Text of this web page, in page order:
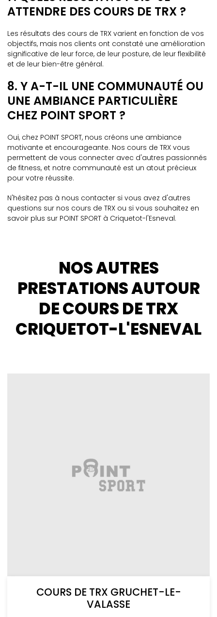
ATTENDRE DES COURS DE TRX ?
Les résultats des cours de TRX varient en fonction de vos
objectifs, mais nos clients ont constaté une amélioration
significative de leur force, de leur posture, de leur flexibilité
et de leur bien-être général.
8. Y A-T-IL UNE COMMUNAUTÉ OU
UNE AMBIANCE PARTICULIÈRE
CHEZ POINT SPORT ?
Oui, chez POINT SPORT, nous créons une ambiance
motivante et encourageante. Nos cours de TRX vous
permettent de vous connecter avec d'autres passionnés
de fitness, et notre communauté est un atout précieux
pour votre réussite.
N'hésitez pas à nous contacter si vous avez d'autres
questions sur nos cours de TRX ou si vous souhaitez en
savoir plus sur POINT SPORT à Criquetot-l'Esneval.
NOS AUTRES
PRESTATIONS AUTOUR
DE COURS DE TRX
CRIQUETOT-L'ESNEVAL
COURS DE TRX GRUCHET-LE-
VALASSE